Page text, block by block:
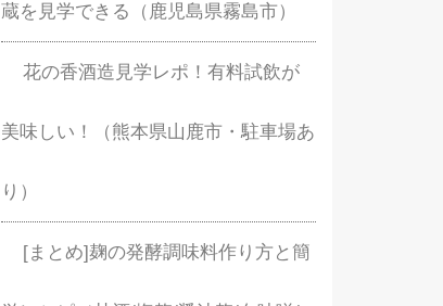
蔵を見学できる（鹿児島県霧島市）
花の香酒造見学レポ！有料試飲が
美味しい！（熊本県山鹿市・駐車場あ
り）
[まとめ]麹の発酵調味料作り方と簡